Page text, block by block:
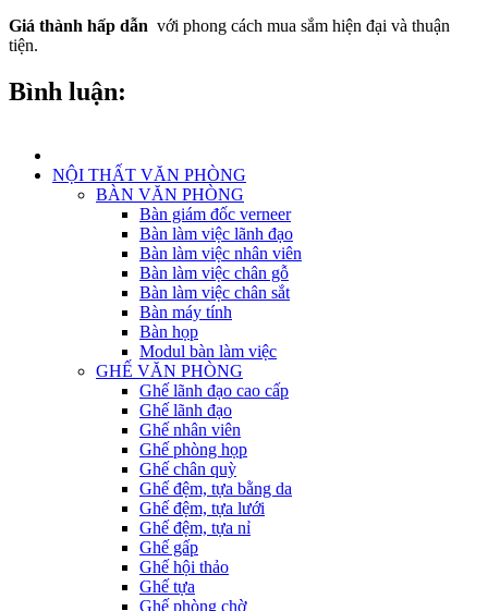
Giá thành hấp dẫn với phong cách mua sắm hiện đại và thuận
tiện.
Bình luận:
NỘI THẤT VĂN PHÒNG
BÀN VĂN PHÒNG
Bàn giám đốc verneer
Bàn làm việc lãnh đạo
Bàn làm việc nhân viên
Bàn làm việc chân gỗ
Bàn làm việc chân sắt
Bàn máy tính
Bàn họp
Modul bàn làm việc
GHẾ VĂN PHÒNG
Ghế lãnh đạo cao cấp
Ghế lãnh đạo
Ghế nhân viên
Ghế phòng họp
Ghế chân quỳ
Ghế đệm, tựa bằng da
Ghế đệm, tựa lưới
Ghế đệm, tựa nỉ
Ghế gấp
Ghế hội thảo
Ghế tựa
Ghế phòng chờ